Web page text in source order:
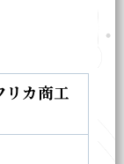
リカ商工